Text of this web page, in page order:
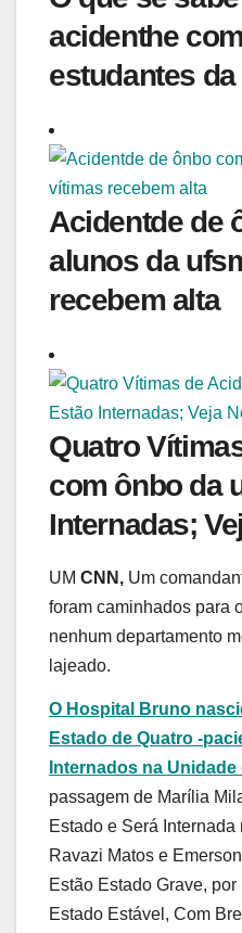
acidenthe
estudantes
Acidentde de
alunos da
recebem alta
Quatro
com ônbo da
Internadas;
UM CNN, Um
foram caminhados para
nenhum departamento
lajeado.
O Hospital Bruno
Estado de Quatro -
Internados na Unidade
passagem de Marília
Estado e Será
Ravazi Matos e
Estão Estado Grave,
Estado Estável, Com